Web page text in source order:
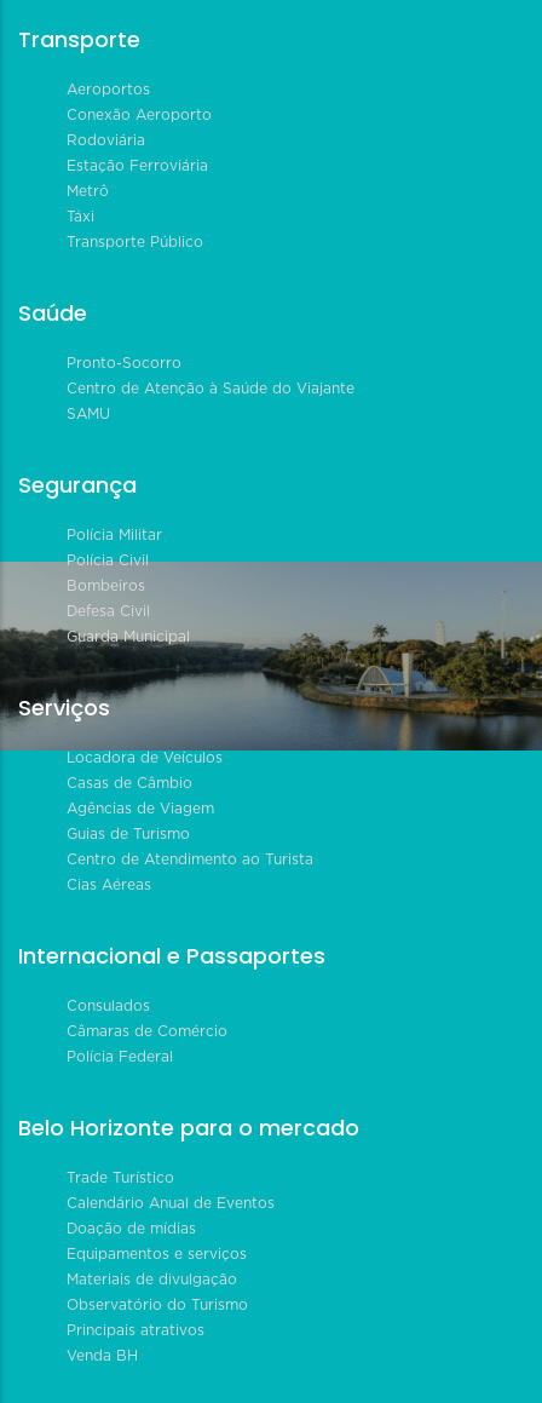
Transporte
Aeroportos
Conexão Aeroporto
Rodoviária
Estação Ferroviária
Metrô
Táxi
Transporte Público
Saúde
Pronto-Socorro
Centro de Atenção à Saúde do Viajante
SAMU
Segurança
Polícia Militar
Polícia Civil
Bombeiros
Defesa Civil
Guarda Municipal
Serviços
Locadora de Veículos
Casas de Câmbio
Agências de Viagem
Guias de Turismo
Centro de Atendimento ao Turista
Cias Aéreas
Internacional e Passaportes
Consulados
Câmaras de Comércio
Polícia Federal
Belo Horizonte para o mercado
Trade Turístico
Calendário Anual de Eventos
Doação de mídias
Equipamentos e serviços
Materiais de divulgação
Observatório do Turismo
Principais atrativos
Venda BH